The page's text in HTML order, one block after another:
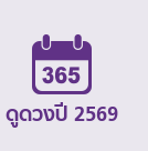
ดูดวงปี 2569